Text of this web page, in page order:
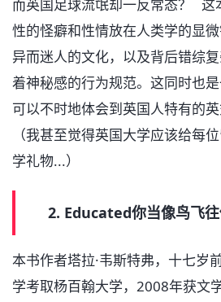
而英国足球流氓却一反常态？ 这
性的怪癖和性情放在人类学的显
异而迷人的文化，以及背后错综
着神秘感的行为规范。这同时也是
可以不时地体会到英国人特有的英
（我甚至觉得英国大学应该给每
学礼物...）
2. Educated你当像鸟飞
本书作者塔拉·韦斯特弗，十七岁
学考取杨百翰大学，2008年获文